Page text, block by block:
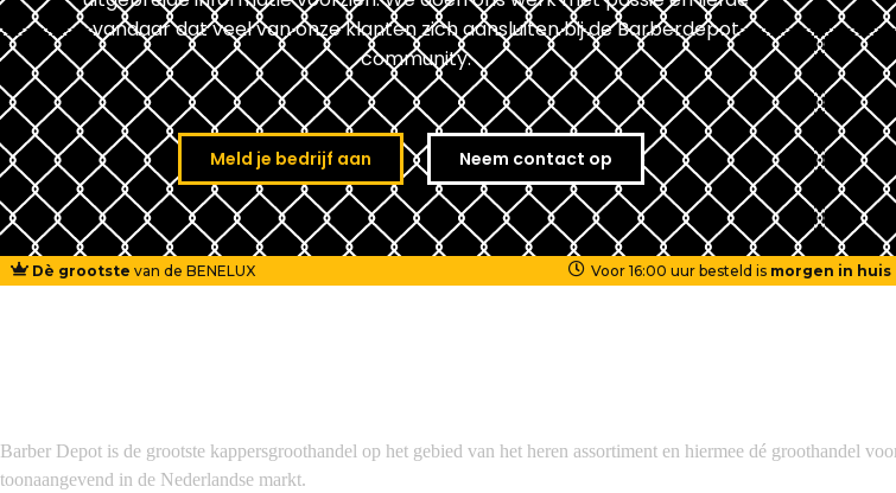
vandaar dat veel van onze klanten zich aansluiten bij de Barberdepot
community.
Meld je bedrijf aan Neem contact op
Dè grootste van de BENELUX Voor 16:00 uur besteld is morgen in huis
Barber Depot is de grootste kappersgroothandel op het gebied van het heren assortiment en hiermee dé groothandel
toonaangevend in de Nederlandse markt.